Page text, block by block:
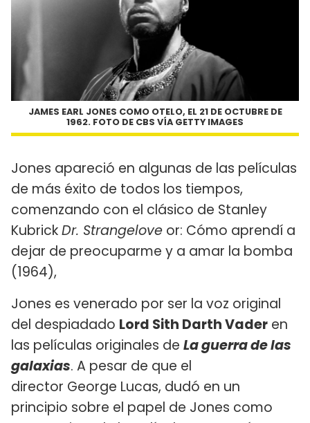
JAMES EARL JONES COMO OTELO, EL 21 DE OCTUBRE DE
1962. FOTO DE CBS VÍA GETTY IMAGES
Jones apareció en algunas de las películas
de más éxito de todos los tiempos,
comenzando con el clásico de Stanley
KubrickDr. Strangelove or: Cómo aprendí a
dejar de preocuparme y a amar la bomba
(1964),
Jones es venerado por ser la voz original
del despiadado Lord Sith Darth Vader en
las películas originales de La guerra de las
galaxias. A pesar de que el
director George Lucas, dudó en un
principio sobre el papel de Jones como